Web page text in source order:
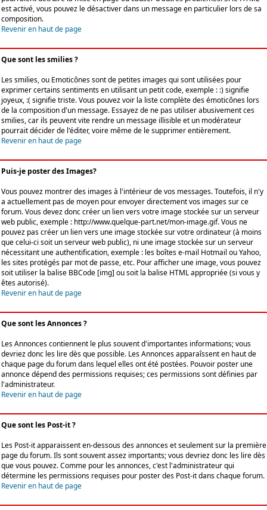
est activé, vous pouvez le désactiver dans un message en particulier lors de sa
composition.
Revenir en haut de page
Que sont les smilies ?
Les smilies, ou Emoticônes sont de petites images qui sont utilisées pour
exprimer certains sentiments en utilisant un petit code, exemple : :) signifie
joyeux, :( signifie triste. Vous pouvez voir la liste complète des émoticônes lors
de la composition d'un message. Essayez de ne pas utiliser abusivement ces
smilies, car ils peuvent vite rendre un message illisible et un modérateur
pourrait décider de l'éditer, voire même de le supprimer entièrement.
Revenir en haut de page
Puis-je poster des Images?
Vous pouvez montrer des images à l'intérieur de vos messages. Toutefois, il n'y
a actuellement pas de moyen pour envoyer directement vos images sur ce
forum. Vous devez donc créer un lien vers votre image stockée sur un serveur
web public, exemple : http://www.quelque-part.net/mon-image.gif. Vous ne
pouvez pas créer un lien vers une image stockée sur votre ordinateur (à moins
que celui-ci soit un serveur web public), ni une image stockée sur un serveur
nécessitant une authentification, exemple : les boîtes e-mail Hotmail ou Yahoo,
les sites protégés par mot de passe, etc. Pour afficher une image, vous pouvez
soit utiliser la balise BBCode [img] ou soit la balise HTML appropriée (si vous y
êtes autorisé).
Revenir en haut de page
Que sont les Annonces ?
Les Annonces contiennent le plus souvent d'importantes informations; vous
devriez donc les lire dès que possible. Les Annonces apparaîssent en haut de
chaque page du forum dans lequel elles ont été postées. Pouvoir poster une
annonce dépend des permissions requises; ces permissions sont définies par
l'administrateur.
Revenir en haut de page
Que sont les Post-it ?
Les Post-it apparaissent en-dessous des annonces et seulement sur la première
page du forum. Ils sont souvent assez importants; vous devriez donc les lire dès
que vous pouvez. Comme pour les annonces, c'est l'administrateur qui
détermine les permissions requises pour poster des Post-it dans chaque forum.
Revenir en haut de page